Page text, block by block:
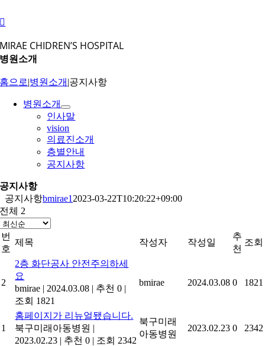
로
건
뛰
MIRAE CHIDREN’S HOSPITAL
병원소개
홈으로|병원소개 |공지사항
병원소개
인사말
vision
의료진소개
층별안내
공지사항
공지사항
공지사항bmirae1 2023-03-22T10:20:22+09:00
전체 2
번
호
제목 작성자 작성일
추
천
조회
2
2층 화단공사 안전주의하세
요
bmirae | 2024.03.08 | 추천 0 |
조회 1821
bmirae 2024.03.08 0 1821
1
홈페이지가 리뉴얼됐습니다.
북구미래아동병원 |
2023.02.23 | 추천 0 | 조회 2342
북구미래
아동병원
2023.02.23 0 2342